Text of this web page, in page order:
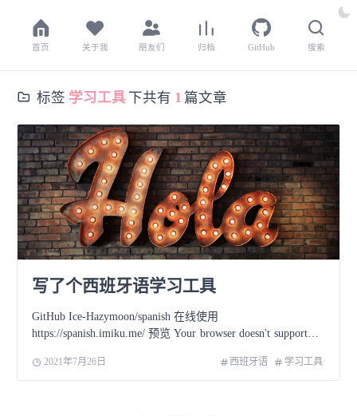
首页 关于我 朋友们 归档 GitHub 搜索
标签 学习工具 下共有 1 篇文章
写了个西班牙语学习工具
GitHub Ice-Hazymoon/spanish 在线使用
https://spanish.imiku.me/ 预览 Your browser doesn't support
用于帮助初学西语的人更快的练习正确的发音 输入西语单词
或短文，将显示每个单词的分音节和
2021年7月26日 西班牙语 学习工具